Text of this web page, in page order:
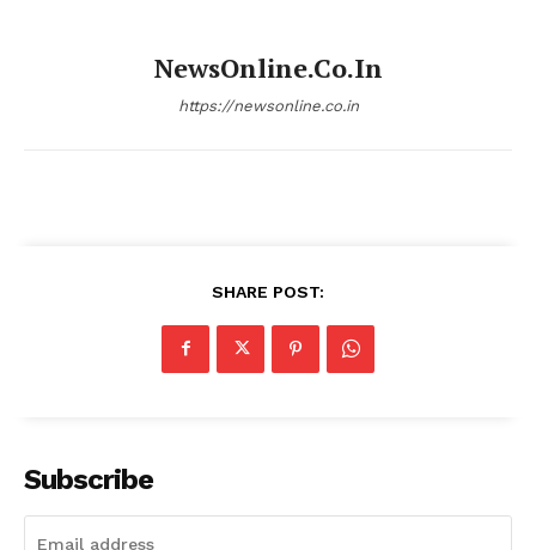
NewsOnline.co.in
https://newsonline.co.in
SHARE POST:
Subscribe